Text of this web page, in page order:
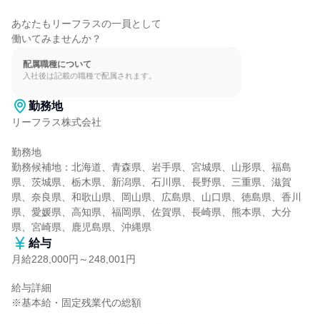
あなたもリーフラスの一員として
働いてみませんか？
配属職種について
入社後は記載の職種で配属されます。
勤務地
リーフラス株式会社
勤務地
勤務候補地：北海道、青森県、岩手県、宮城県、山形県、福島
県、茨城県、栃木県、新潟県、石川県、長野県、三重県、滋賀
県、奈良県、和歌山県、岡山県、広島県、山口県、徳島県、香川
県、愛媛県、高知県、福岡県、佐賀県、長崎県、熊本県、大分
県、宮崎県、鹿児島県、沖縄県
給与
月給228,000円～248,001円
給与詳細
※基本給・固定残業代の総額